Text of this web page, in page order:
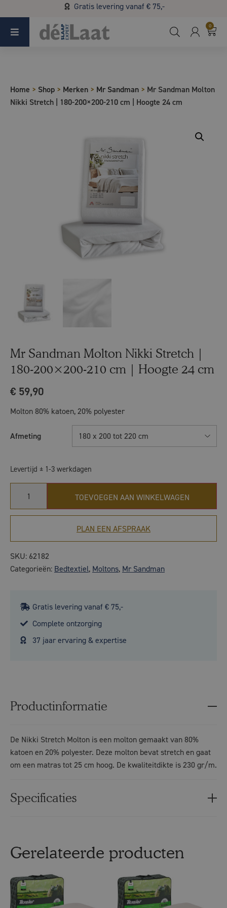
Gratis levering vanaf € 75,-
Koopzondag 29 maart in Bladel van 13.00 - 17.00
0
Home > Shop > Merken > Mr Sandman > Mr Sandman Molton
Nikki Stretch | 180-200×200-210 cm | Hoogte 24 cm
Mr Sandman Molton Nikki Stretch |
180-200×200-210 cm | Hoogte 24 cm
€ 59,90
Molton 80% katoen, 20% polyester
Afmeting 180 x 200 tot 220 cm
Levertijd ± 1-3 werkdagen
TOEVOEGEN AAN WINKELWAGEN
PLAN EEN AFSPRAAK
SKU: 62182
Categorieën: Bedtextiel, Moltons, Mr Sandman
Gratis levering vanaf € 75,-
Complete ontzorging
37 jaar ervaring & expertise
Productinformatie
De Nikki Stretch Molton is een molton gemaakt van 80%
katoen en 20% polyester. Deze molton bevat stretch en gaat
om een matras tot 25 cm hoog. De kwaliteitdikte is 230 gr/m.
Specificaties
Gerelateerde producten